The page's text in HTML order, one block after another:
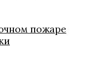
пожаре